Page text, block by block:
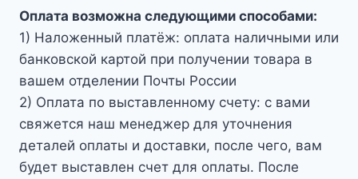
Оплата возможна следующими способами:
1) Наложенный платёж: оплата наличными или
банковской картой при получении товара в
вашем отделении Почты России
2) Оплата по выставленному счету: с вами
свяжется наш менеджер для уточнения
деталей оплаты и доставки, после чего, вам
будет выставлен счет для оплаты. После